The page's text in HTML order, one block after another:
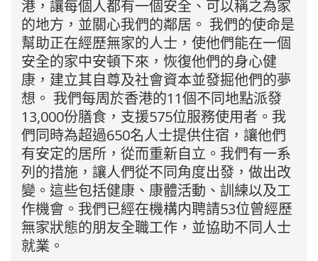
港，讓每個人都有一個安全、可以稱之為家
的地方，並關心我們的鄰居。 我們的使命是
幫助正在經歷無家的人士，使他們能在一個
安全的家中安頓下來，恢復他們的身心健
康，建立其自尊及社會資本並發掘他們的夢
想。 我們每周於香港的11個不同地點派發
13,000份膳食，支援575位服務使用者。我
們同時為超過650名人士提供住宿，讓他們
有安定的居所，從而重新自立。我們有一系
列的措施，讓人們從不同角度出發，做出改
變。這些包括健康、康體活動、訓練以及工
作機會。我們已經在機構内聘請53位曾經歷
無家狀態的朋友全職工作，並協助不同人士
就業。